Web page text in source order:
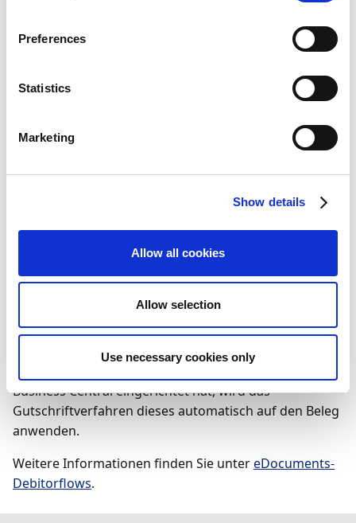
Preferences
Statistics
Marketing
Show details
Allow all cookies
Allow selection
Use necessary cookies only
Vorteile
Rechnungen und Gutschriften im Namen Ihrer
Kreditoren in eDocuments auszustellen, wodurch der
Zahlungsvorgänge beschleunigt werden. Außerdem
-Karte.
Details zur Funktion
gebuchte Einkaufsgutschriften über das Peppol-
Netzwerk direkt von den zugehörigen Seiten in
Business Central versenden. Wenn der Kreditor, an den
Business Central eingerichtet hat, wird das
Gutschriftverfahren dieses automatisch auf den Beleg
anwenden.
Weitere Informationen finden Sie untereDocuments-
Debitorflows.